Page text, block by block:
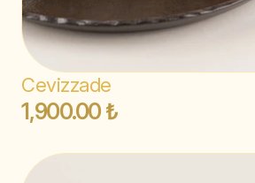
Cevizzade
1,900.00 ₺